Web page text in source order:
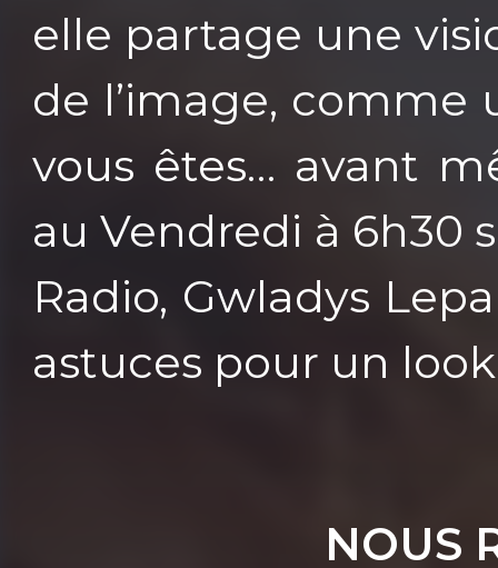
elle partage une
de l’image, comme
vous êtes… avant
au Vendredi à 6h30
Radio, Gwladys
astuces pour un
NOUS